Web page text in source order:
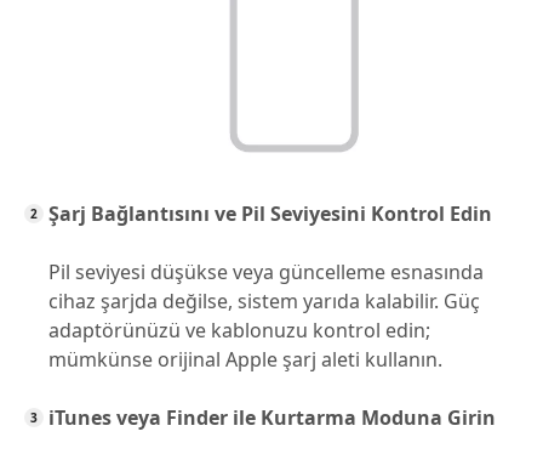
Şarj Bağlantısını ve Pil Seviyesini Kontrol Edin
Pil seviyesi düşükse veya güncelleme esnasında
cihaz şarjda değilse, sistem yarıda kalabilir. Güç
adaptörünüzü ve kablonuzu kontrol edin;
mümkünse orijinal Apple şarj aleti kullanın.
iTunes veya Finder ile Kurtarma Moduna Girin